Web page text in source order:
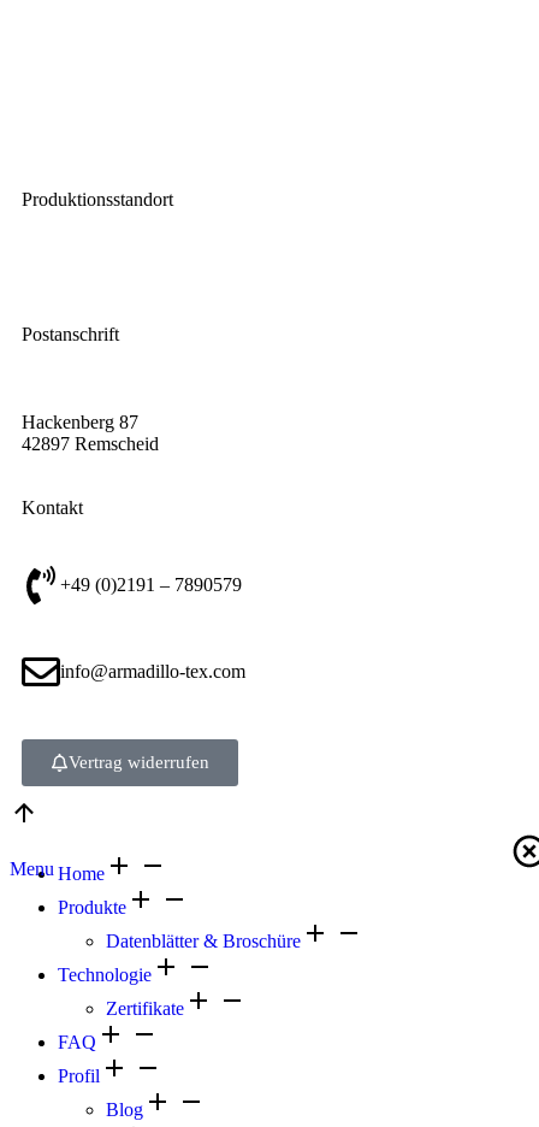
Produktionsstandort
Postanschrift
Hackenberg 87
42897 Remscheid
Kontakt
+49 (0)2191 – 7890579
info@armadillo-tex.com
Vertrag widerrufen
Menu Home
Produkte
Datenblätter & Broschüre
Technologie
Zertifikate
FAQ
Profil
Blog